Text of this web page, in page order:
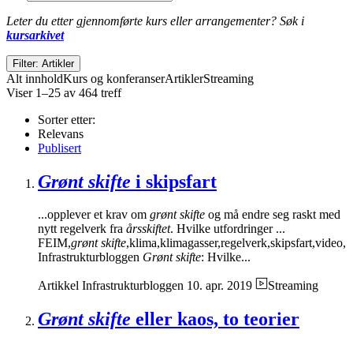
Leter du etter gjennomførte kurs eller arrangementer? Søk i
kursarkivet
Filter: Artikler
Alt innholdKurs og konferanserArtiklerStreaming
Viser 1–25 av 464 treff
Sorter etter:
Relevans
Publisert
Grønt skifte i skipsfart
...opplever et krav om grønt skifte og må endre seg raskt med
nytt regelverk fra årsskiftet. Hvilke utfordringer ...
FEIM,grønt skifte,klima,klimagasser,regelverk,skipsfart,video,
Infrastrukturbloggen Grønt skifte: Hvilke...
Artikkel Infrastrukturbloggen 10. apr. 2019 Streaming
Grønt skifte eller kaos, to teorier